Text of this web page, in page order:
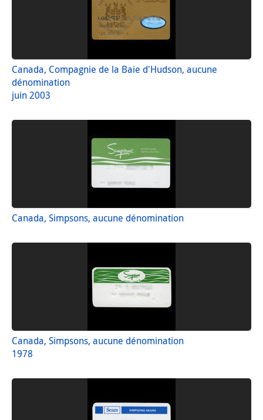
Canada, Compagnie de la Baie d'Hudson, aucune
dénomination
juin 2003
Canada, Simpsons, aucune dénomination
Canada, Simpsons, aucune dénomination
1978